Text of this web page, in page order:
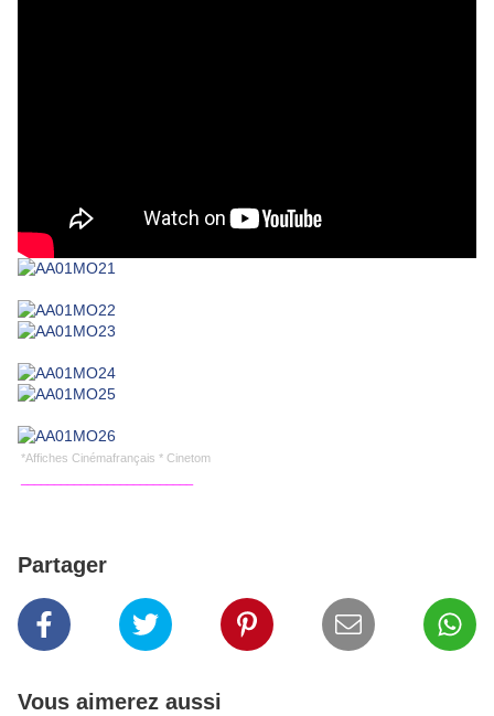
*Affiches Cinémafrançais * Cinetom
Partager
Vous aimerez aussi